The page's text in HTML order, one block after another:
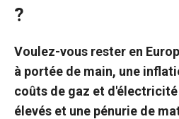
?
Voulez-vous rester en
à portée de main, une
coûts de gaz et d'électricité
élevés et une pénurie de